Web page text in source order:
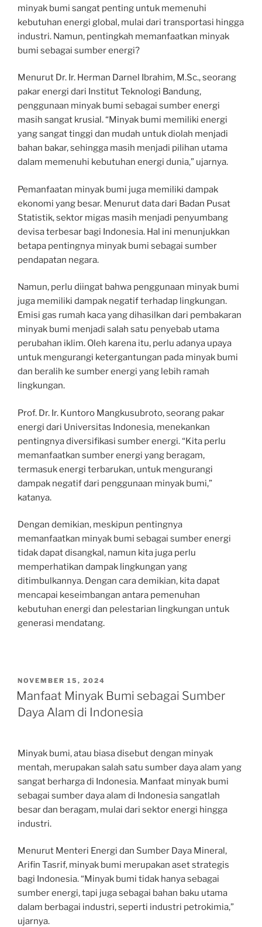
minyak bumi sangat penting untuk memenuhi
kebutuhan energi global, mulai dari transportasi hingga
industri. Namun, pentingkah memanfaatkan minyak
bumi sebagai sumber energi?
Menurut Dr. Ir. Herman Darnel Ibrahim, M.Sc., seorang
pakar energi dari Institut Teknologi Bandung,
penggunaan minyak bumi sebagai sumber energi
masih sangat krusial. “Minyak bumi memiliki energi
yang sangat tinggi dan mudah untuk diolah menjadi
bahan bakar, sehingga masih menjadi pilihan utama
dalam memenuhi kebutuhan energi dunia,” ujarnya.
Pemanfaatan minyak bumi juga memiliki dampak
ekonomi yang besar. Menurut data dari Badan Pusat
Statistik, sektor migas masih menjadi penyumbang
devisa terbesar bagi Indonesia. Hal ini menunjukkan
betapa pentingnya minyak bumi sebagai sumber
pendapatan negara.
Namun, perlu diingat bahwa penggunaan minyak bumi
juga memiliki dampak negatif terhadap lingkungan.
Emisi gas rumah kaca yang dihasilkan dari pembakaran
minyak bumi menjadi salah satu penyebab utama
perubahan iklim. Oleh karena itu, perlu adanya upaya
untuk mengurangi ketergantungan pada minyak bumi
dan beralih ke sumber energi yang lebih ramah
lingkungan.
Prof. Dr. Ir. Kuntoro Mangkusubroto, seorang pakar
energi dari Universitas Indonesia, menekankan
pentingnya diversifikasi sumber energi. “Kita perlu
memanfaatkan sumber energi yang beragam,
termasuk energi terbarukan, untuk mengurangi
dampak negatif dari penggunaan minyak bumi,”
katanya.
Dengan demikian, meskipun pentingnya
memanfaatkan minyak bumi sebagai sumber energi
tidak dapat disangkal, namun kita juga perlu
memperhatikan dampak lingkungan yang
ditimbulkannya. Dengan cara demikian, kita dapat
mencapai keseimbangan antara pemenuhan
kebutuhan energi dan pelestarian lingkungan untuk
generasi mendatang.
POSTED
ON
NOVEMBER 15, 2024
Manfaat Minyak Bumi sebagai Sumber
Daya Alam di Indonesia
Minyak bumi, atau biasa disebut dengan minyak
mentah, merupakan salah satu sumber daya alam yang
sangat berharga di Indonesia. Manfaat minyak bumi
sebagai sumber daya alam di Indonesia sangatlah
besar dan beragam, mulai dari sektor energi hingga
industri.
Menurut Menteri Energi dan Sumber Daya Mineral,
Arifin Tasrif, minyak bumi merupakan aset strategis
bagi Indonesia. “Minyak bumi tidak hanya sebagai
sumber energi, tapi juga sebagai bahan baku utama
dalam berbagai industri, seperti industri petrokimia,”
ujarnya.